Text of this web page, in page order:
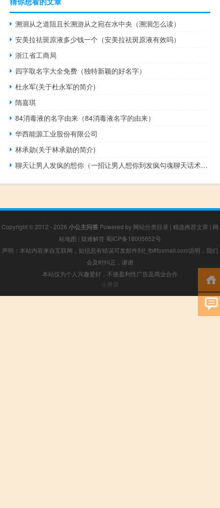
溯洄从之道阻且长溯游从之宛在水中央（溯洄怎么读）
安美拉祛斑原液多少钱一个（安美拉祛斑原液有效吗）
浙江省工商局
四字取名字大全免费（独特新颖的好名字）
杜永军(关于杜永军的简介)
隋嘉琪
84消毒液的名字由来（84消毒液名字的由来）
华西能源工业股份有限公司
林承勋(关于林承勋的简介)
聊天让男人发疯的想你（一招让男人想你到发疯勾魂聊天话术让他夜不能寐）
Copyright © 2012 - 2026 小公主问答 Powered by 网站分类目录 | 精选推荐文章 | 网
站地图 | 疑难解答 蜀ICP备18005652号
声明：本站内容来自互联网，如信息有错误可发邮件到f_fb#foxmail.com说明，我们
会及时纠正，谢谢
本站仅为个人兴趣爱好，不接盈利性广告及商业合作
小男孩